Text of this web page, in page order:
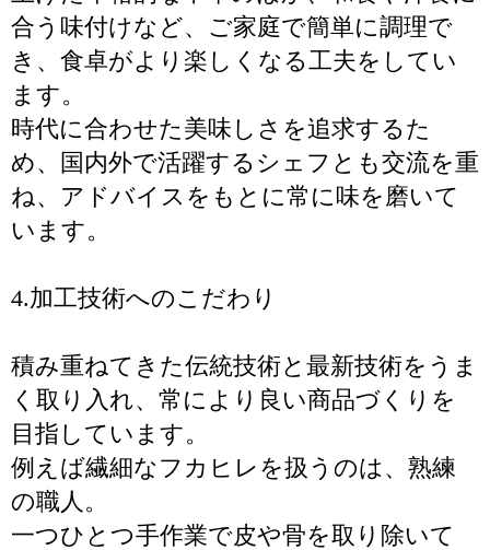
合う味付けなど、ご家庭で簡単に調理で
き、食卓がより楽しくなる工夫をしてい
ます。
時代に合わせた美味しさを追求するた
め、国内外で活躍するシェフとも交流を重
ね、アドバイスをもとに常に味を磨いて
います。
4.加工技術へのこだわり
積み重ねてきた伝統技術と最新技術をうま
く取り入れ、常により良い商品づくりを
目指しています。
例えば繊細なフカヒレを扱うのは、熟練
の職人。
一つひとつ手作業で皮や骨を取り除いて